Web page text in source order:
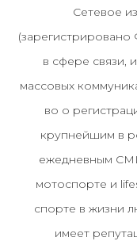
Сетевое
в сфере связи,
массовых
во о
крупнейшим в
ежедневным
мотоспорте и
спорте в жизни
имеет